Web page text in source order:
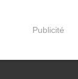
Publicité